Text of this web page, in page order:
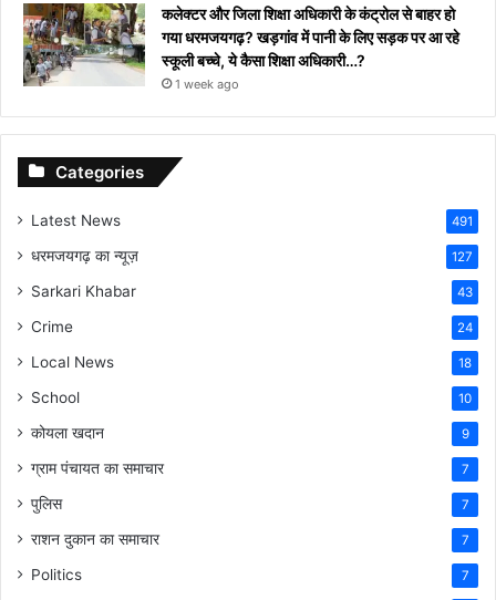
कलेक्टर और जिला शिक्षा अधिकारी के कंट्रोल से बाहर हो
गया धरमजयगढ़? खड़गांव में पानी के लिए सड़क पर आ रहे
स्कूली बच्चे, ये कैसा शिक्षा अधिकारी…?
1 week ago
Categories
Latest News 491
धरमजयगढ़ का न्यूज़ 127
Sarkari Khabar 43
Crime 24
Local News 18
School 10
कोयला खदान 9
ग्राम पंचायत का समाचार 7
पुलिस 7
राशन दुकान का समाचार 7
Politics 7